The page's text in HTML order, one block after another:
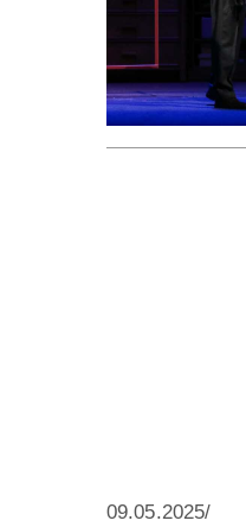
09.05.2025/